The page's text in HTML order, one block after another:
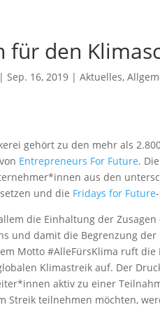
für den
|Sep. 16, 2019 |Aktuelles,
gehört zu den mehr als
Entrepreneurs For Future.
aus den
und die Fridays for Future
die Einhaltung der
und damit die Begrenzung
Motto #AlleFürsKlima ruft
Klimastreik auf. Der
aktiv zu einer
Streik teilnehmen möchten,